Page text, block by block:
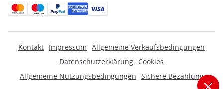
Kontakt Impressum Allgemeine Verkaufsbedingungen
Datenschutzerklärung Cookies
Allgemeine Nutzungsbedingungen Sichere Bezahlung